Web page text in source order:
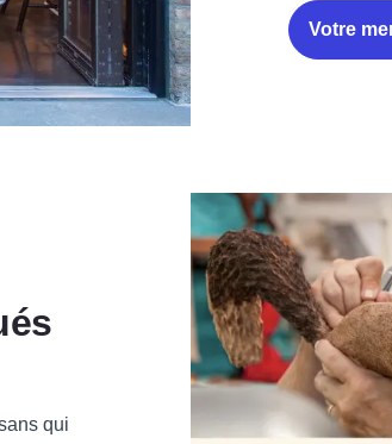
Votre
qui